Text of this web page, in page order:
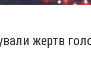
жертв